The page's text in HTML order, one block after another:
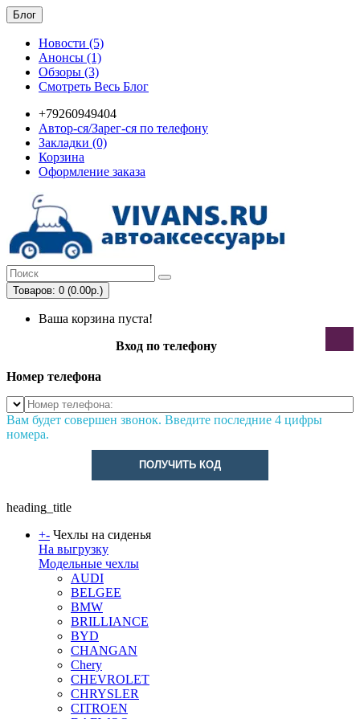
Блог
Новости (5)
Анонсы (1)
Обзоры (3)
Смотреть Весь Блог
+79260949404
Автор-ся/Зарег-ся по телефону
Закладки (0)
Корзина
Оформление заказа
Товаров: 0 (0.00р.)
Ваша корзина пуста!
Вход по телефону
Номер телефона
Вам будет совершен звонок. Введите последние 4 цифры
номера.
ПОЛУЧИТЬ КОД
heading_title
+- Чехлы на сиденья
На выгрузку
Модельные чехлы
AUDI
BELGEE
BMW
BRILLIANCE
BYD
CHANGAN
Chery
CHEVROLET
CHRYSLER
CITROEN